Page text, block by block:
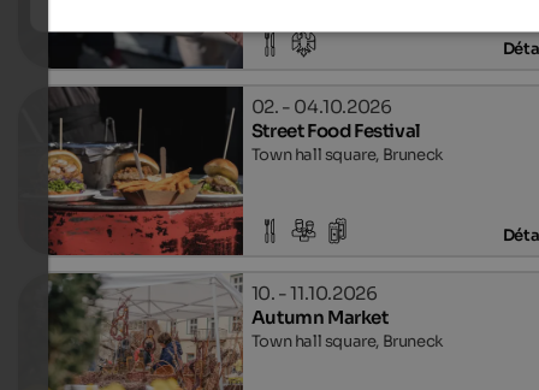
02. - 04.10.2026
Street Food Festival
Town hall square, Bruneck
10. - 11.10.2026
Autumn Market
Town hall square, Bruneck